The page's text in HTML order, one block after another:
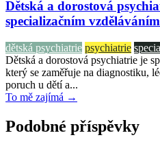
Dětská a dorostová
specializačním
dětská psychiatrie psychiatrie
Dětská a dorostová psychiatrie je
který se zaměřuje na diagnostiku,
poruch u dětí a...
To mě zajímá →
Podobné příspěvky